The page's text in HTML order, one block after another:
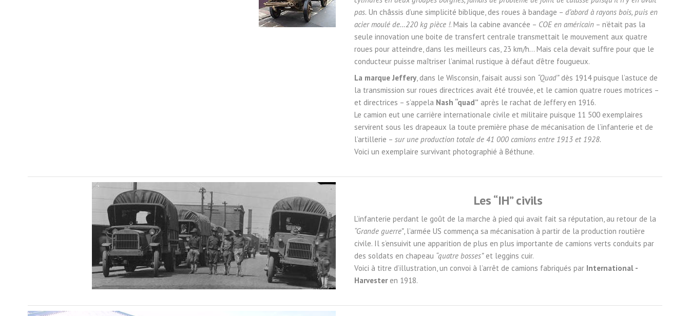
pas. Un châssis d’une simplicité biblique, des roues à bandage – d’abord à rayons bois, puis en
acier moulé de…220 kg pièce !. Mais la cabine avancée – COE en américain – n’était pas la
seule innovation une boite de transfert centrale transmettait le mouvement aux quatre
roues pour atteindre, dans les meilleurs cas, 23 km/h… Mais cela devait suffire pour que le
conducteur puisse maîtriser l’animal rustique à défaut d’être fougueux.
La marque Jeffery, dans le Wisconsin, faisait aussi son “Quad”dès 1914 puisque l’astuce de
la transmission sur roues directrices avait été trouvée, et le camion quatre roues motrices –
et directrices – s’appela Nash “quad” après le rachat de Jeffery en 1916.
Le camion eut une carrière internationale civile et militaire puisque 11 500 exemplaires
servirent sous les drapeaux la toute première phase de mécanisation de l’infanterie et de
l’artillerie – sur une production totale de 41 000 camions entre 1913 et 1928.
Voici un exemplaire survivant photographié à Béthune.
Les “IH” civils
L’infanterie perdant le goût de la marche à pied qui avait fait sa réputation, au retour de la
“Grande guerre”, l’armée US commença sa mécanisation à partir de la production routière
civile. Il s’ensuivit une apparition de plus en plus importante de camions verts conduits par
des soldats en chapeau “quatre bosses”et leggins cuir.
Voici à titre d’illustration, un convoi à l’arrêt de camions fabriqués par International -
Harvesteren 1918.